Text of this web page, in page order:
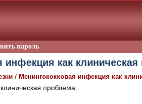
пароль
инфекция как
/ Менингококковая инфекция как
проблема.